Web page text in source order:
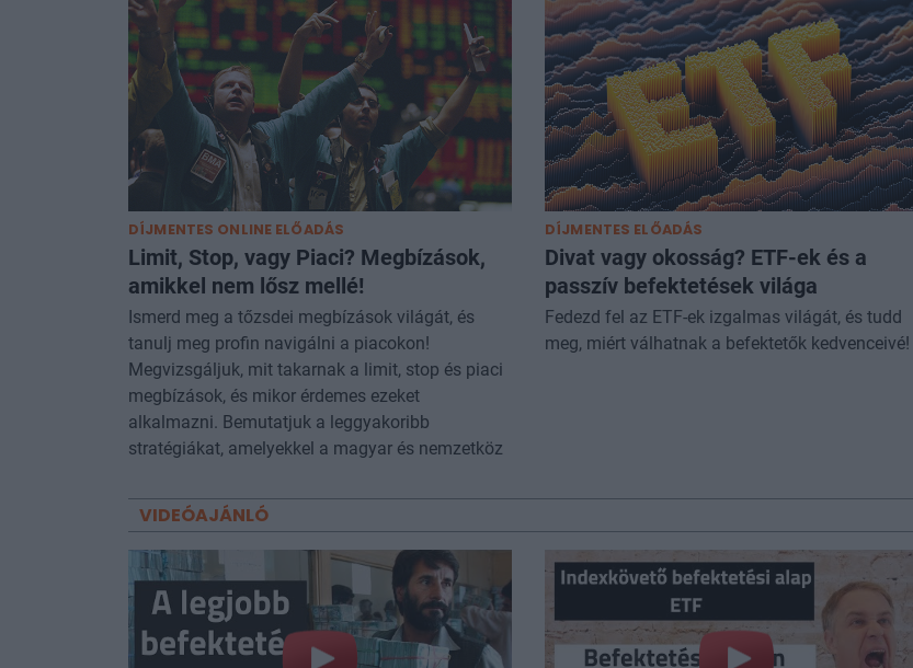
DÍJMENTES ONLINE ELŐADÁS
Limit, Stop, vagy Piaci? Megbízások,
amikkel nem lősz mellé!
Ismerd meg a tőzsdei megbízások világát, és
tanulj meg profin navigálni a piacokon!
Megvizsgáljuk, mit takarnak a limit, stop és piaci
megbízások, és mikor érdemes ezeket
alkalmazni. Bemutatjuk a leggyakoribb
stratégiákat, amelyekkel a magyar és nemzetköz
DÍJMENTES ELŐADÁS
Divat vagy okosság? ETF-ek és a
passzív befektetések világa
Fedezd fel az ETF-ek izgalmas világát, és tudd
meg, miért válhatnak a befektetők kedvenceivé!
VIDEÓAJÁNLÓ